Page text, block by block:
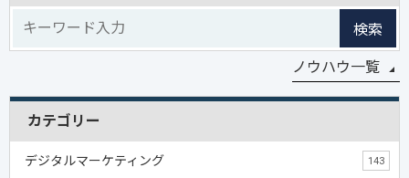
検索
ノウハウ一覧
カテゴリー
デジタルマーケティング 143